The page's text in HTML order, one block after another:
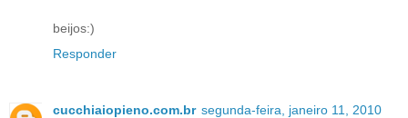
beijos:)
Responder
cucchiaiopieno.com.br segunda-feira, janeiro 11, 2010